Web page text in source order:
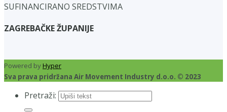
SUFINANCIRANO SREDSTVIMA
ZAGREBAČKE ŽUPANIJE
Powered byHyper
Sva prava pridržana Air Movement Industry d.o.o. © 2023
Pretraži: